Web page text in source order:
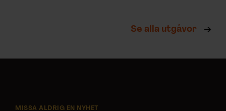
Se alla utgåvor
MISSA ALDRIG EN NYHET